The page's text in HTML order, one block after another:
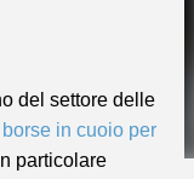
del settore delle
borse in cuoio per
particolare